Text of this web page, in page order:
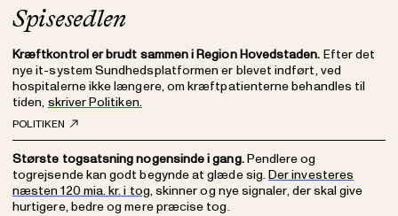
Spisesedlen
Kræftkontrol er brudt sammen i Region Hovedstaden. Efter det
nye it-system Sundhedsplatformen er blevet indført, ved
hospitalerne ikke længere, om kræftpatienterne behandles til
tiden, skriver Politiken.
POLITIKEN
Største togsatsning nogensinde i gang.Pendlere og
togrejsende kan godt begynde at glæde sig.Der investeres
næsten 120 mia. kr. i tog, skinner og nye signaler, der skal give
hurtigere, bedre og mere præcise tog.